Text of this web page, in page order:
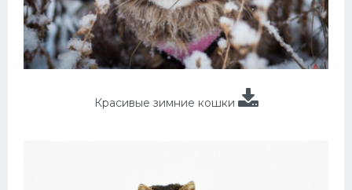
Красивые зимние кошки